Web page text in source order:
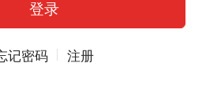
记密码 注册